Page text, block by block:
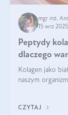
mgr inż.
15 wrz 2025
Peptydy
dlaczego
Kolagen jako
naszym
bardziej
CZYTAJ